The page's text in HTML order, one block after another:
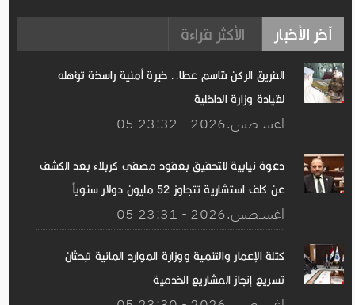
آخر الأخبار الأكثر قراءة
الفريق الركن قاسم عطا.. خبرة أمنية راسخة تؤهله
لقيادة وزارة الداخلية
05 اغســطس.2026 - 23:32
دعوة نيابية للتحقيق بعقود مصفى كربلاء بعد الكشف
عن كلف استشارية تتجاوز 52 مليون دولار سنوياً
05 اغســطس.2026 - 23:31
كتلة الإعمار والتنمية ووزارة الموارد المائية تبحثان
تسريع إنجاز المشاريع الخدمية